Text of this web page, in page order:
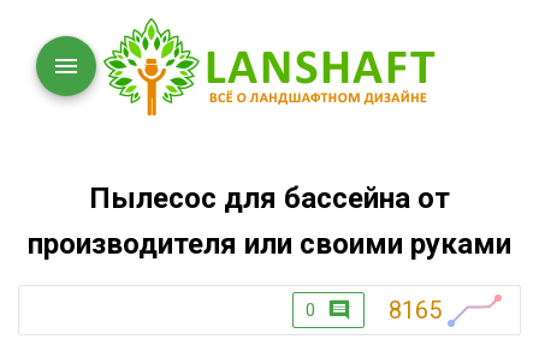
Пылесос для бассейна от
производителя или своими руками
0 8165